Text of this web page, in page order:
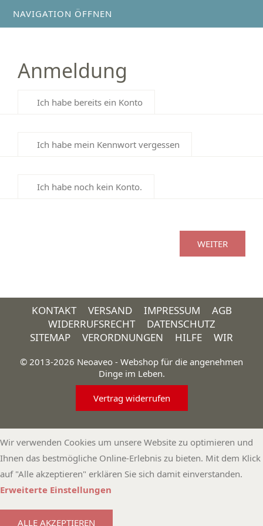
NAVIGATION ÖFFNEN
Anmeldung
Ich habe bereits ein Konto
Ich habe mein Kennwort vergessen
Ich habe noch kein Konto.
KONTAKT VERSAND IMPRESSUM
AGB
WIDERRUFSRECHT
DATENSCHUTZ
SITEMAP
VERORDNUNGEN HILFE WIR
© 2013-2026 Neoaveo - Webshop für die angenehmen
Dinge im Leben.
Vertrag widerrufen
Wir verwenden Cookies um unsere Website zu optimieren und
Ihnen das bestmögliche Online-Erlebnis zu bieten. Mit dem Klick
auf "Alle akzeptieren" erklären Sie sich damit einverstanden.
Erweiterte Einstellungen
ALLE AKZEPTIEREN